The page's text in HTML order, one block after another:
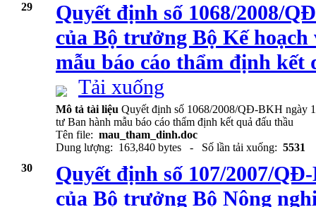
29
Quyết định số 1068/2008/
của Bộ trưởng Bộ Kế
mẫu báo cáo thẩm định kết
Tải xuống
Mô tả tài liệu Quyết định số 1068/2008/QĐ-BKH ngày
tư Ban hành mẫu báo cáo thẩm định kết quả đấu thầu
Tên file: mau_tham_dinh.doc
Dung lượng: 163,840 bytes - Số lần tải xuống: 5531
30
Quyết định số 107/2007/
của Bộ trưởng Bộ Nông